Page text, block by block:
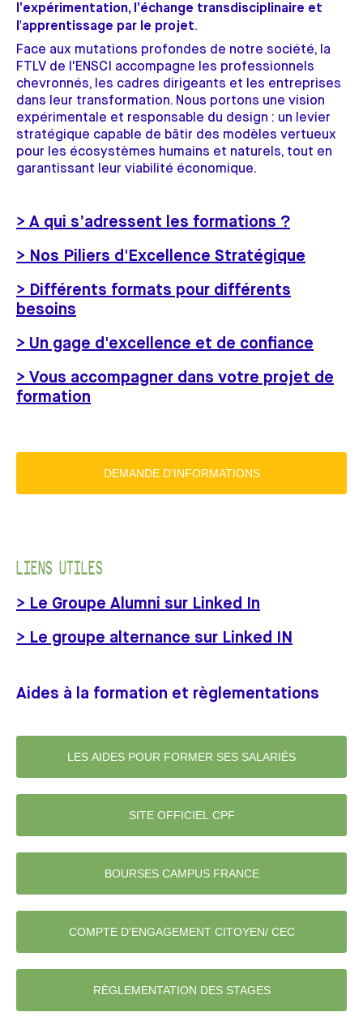
l’expérimentation, l’échange transdisciplinaire et
l'apprentissage par le projet.
Face aux mutations profondes de notre société, la
FTLV de l'ENSCI accompagne les professionnels
chevronnés, les cadres dirigeants et les entreprises
dans leur transformation. Nous portons une vision
expérimentale et responsable du design : un levier
stratégique capable de bâtir des modèles vertueux
pour les écosystèmes humains et naturels, tout en
garantissant leur viabilité économique.
> A qui s’adressent les formations ?
> Nos Piliers d'Excellence Stratégique
> Différents formats pour différents
besoins
> Un gage d'excellence et de confiance
> Vous accompagner dans votre projet de
formation
DEMANDE D'INFORMATIONS
LIENS UTILES
> Le Groupe Alumni sur Linked In
> Le groupe alternance sur Linked IN
Aides à la formation et règlementations
LES AIDES POUR FORMER SES SALARIÉS
SITE OFFICIEL CPF
BOURSES CAMPUS FRANCE
COMPTE D'ENGAGEMENT CITOYEN/ CEC
RÈGLEMENTATION DES STAGES